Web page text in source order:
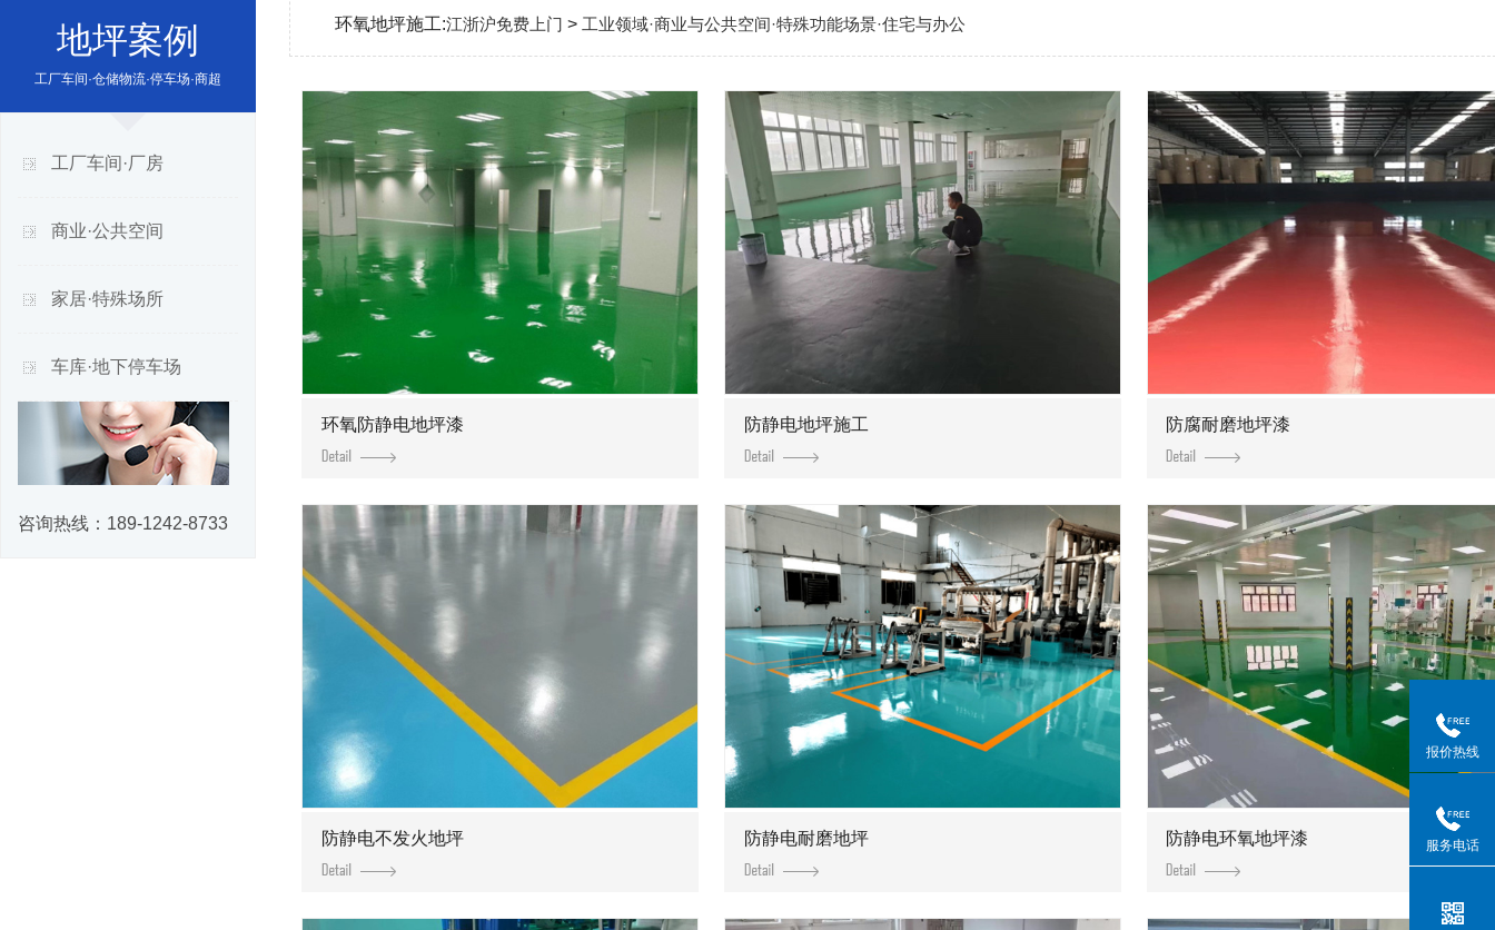
地坪案例
工厂车间·仓储物流·停车场·商超
工厂车间·厂房
商业·公共空间
家居·特殊场所
车库·地下停车场
咨询热线： 189-1242-8733
环氧地坪施工:江浙沪免费上门 > 工业领域·商业与公共空间·特殊功能场景·住宅与办公
环氧防静电地坪漆 防静电地坪施工 防腐耐磨地坪漆
防静电不发火地坪 防静电耐磨地坪 防静电环氧地坪漆
报价热线
服务电话